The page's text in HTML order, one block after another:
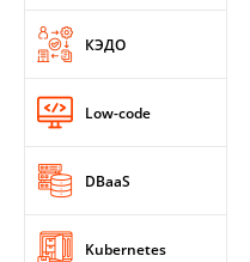
КЭДО
Low-code
DBaaS
Kubernetes